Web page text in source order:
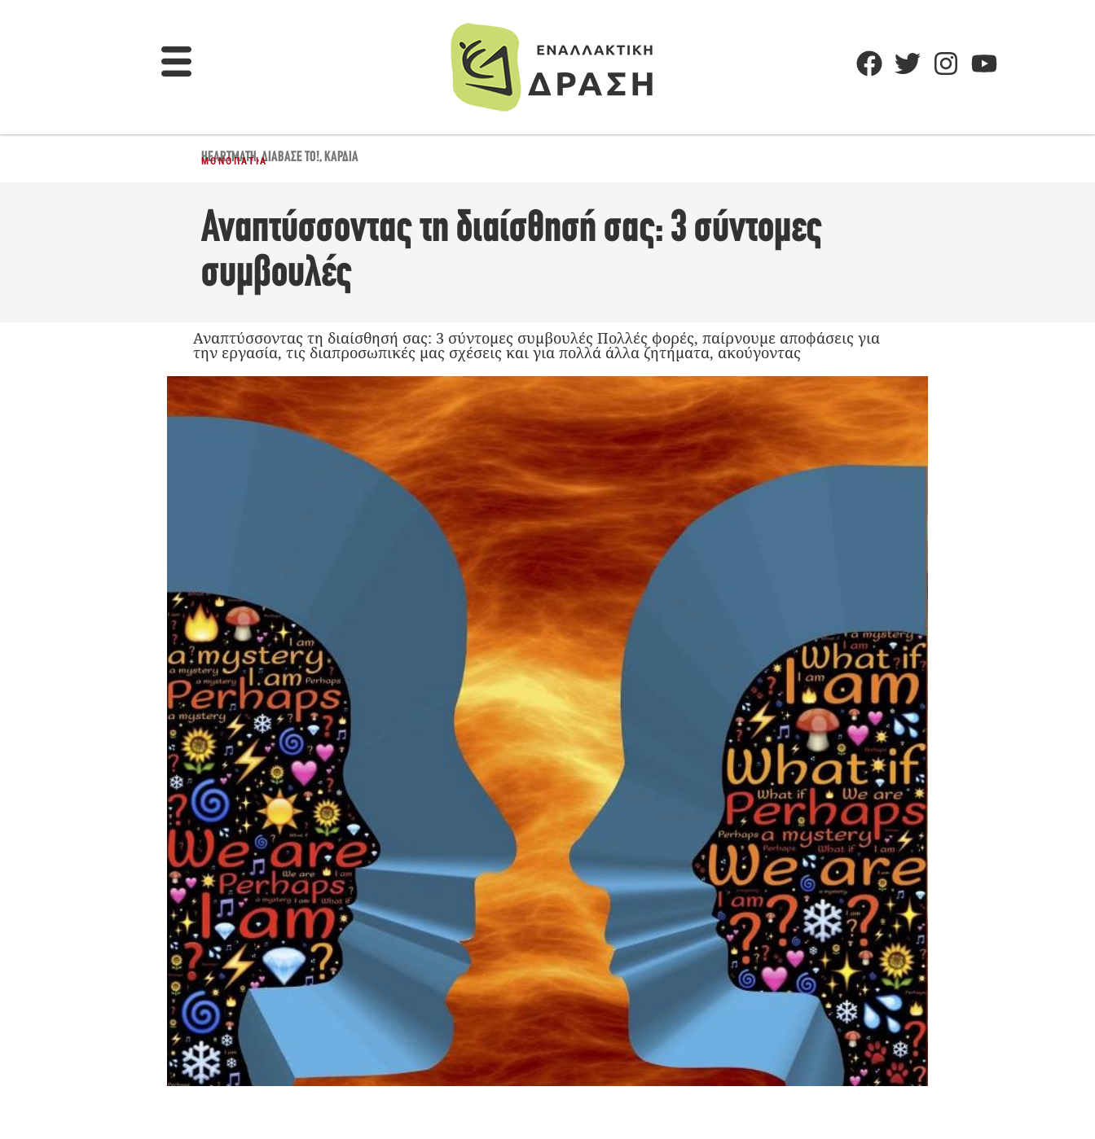
HEARTMATH,ΔΙΆΒΑΣΈ ΤΟ!,ΚΑΡΔΙΆ
ΜΟΝΟΠΆΤΙΑ
Αναπτύσσοντας τη διαίσθησή σας: 3 σύντομες
συμβουλές
Αναπτύσσοντας τη διαίσθησή σας: 3 σύντομες συμβουλές Πολλές φορές, παίρνουμε αποφάσεις για
την εργασία, τις διαπροσωπικές μας σχέσεις και για πολλά άλλα ζητήματα, ακούγοντας